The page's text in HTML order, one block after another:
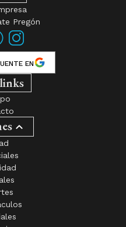
EN
al servicio de la Región -